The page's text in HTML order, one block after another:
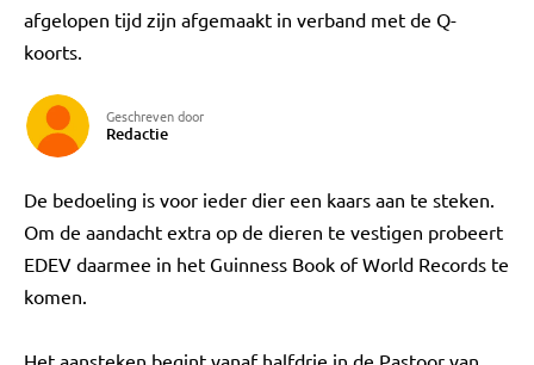
afgelopen tijd zijn afgemaakt in verband met de Q-
koorts.
Geschreven door
Redactie
De bedoeling is voor ieder dier een kaars aan te steken.
Om de aandacht extra op de dieren te vestigen probeert
EDEV daarmee in het Guinness Book of World Records te
komen.
Het aansteken begint vanaf halfdrie in de Pastoor van